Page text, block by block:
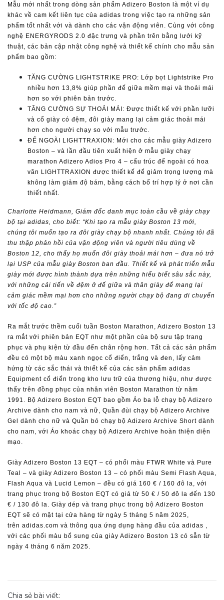
Mẫu mới nhất trong dòng sản phẩm Adizero Boston là một ví dụ
khác về cam kết liên tục của adidas trong việc tạo ra những sản
phẩm tốt nhất với và dành cho các vận động viên. Cùng với công
nghệ ENERGYRODS 2.0 đặc trưng và phần trên bằng lưới kỹ
thuật, các bản cập nhật công nghệ và thiết kế chính cho mẫu sản
phẩm bao gồm:
TĂNG CƯỜNG LIGHTSTRIKE PRO: Lớp bọt Lightstrike Pro
nhiều hơn 13,8% giúp phần đế giữa mềm mại và thoải mái
hơn so với phiên bản trước.
TĂNG CƯỜNG SỰ THOẢI MÁI: Được thiết kế với phần lưỡi
và cổ giày có đệm, đôi giày mang lại cảm giác thoải mái
hơn cho người chạy so với mẫu trước.
ĐẾ NGOÀI LIGHTTRAXION: Mới cho các mẫu giày Adizero
Boston – và lần đầu tiên xuất hiện ở mẫu giày chạy
marathon Adizero Adios Pro 4 – cấu trúc đế ngoài có hoa
văn LIGHTTRAXION được thiết kế để giảm trọng lượng mà
không làm giảm độ bám, bằng cách bố trí hợp lý ở nơi cần
thiết nhất.
Charlotte Heidmann, Giám đốc danh mục toàn cầu về giày chạy
bộ tại adidas, cho biết: “Khi tạo ra mẫu giày Boston 13 mới,
chúng tôi muốn tạo ra đôi giày chạy bộ nhanh nhất. Chúng tôi đã
thu thập phản hồi của vận động viên và người tiêu dùng về
Boston 12, cho thấy họ muốn đôi giày thoải mái hơn – đưa nó trở
lại USP của mẫu giày Boston ban đầu. Thiết kế và phát triển mẫu
giày mới được hình thành dựa trên những hiểu biết sâu sắc này,
với những cải tiến về đệm ở đế giữa và thân giày để mang lại
cảm giác mềm mại hơn cho những người chạy bộ đang di chuyển
với tốc độ cao.”
Ra mắt trước thềm cuối tuần Boston Marathon, Adizero Boston 13
ra mắt với phiên bản EQT như một phần của bộ sưu tập trang
phục và phụ kiện từ đầu đến chân rộng hơn. Tất cả các sản phẩm
đều có một bộ màu xanh ngọc cổ điển, trắng và đen, lấy cảm
hứng từ các sắc thái và thiết kế của các sản phẩm adidas
Equipment cổ điển trong kho lưu trữ của thương hiệu, như được
thấy trên đồng phục của nhân viên Boston Marathon từ năm
1991. Bộ Adizero Boston EQT bao gồm Áo ba lỗ chạy bộ Adizero
Archive dành cho nam và nữ, Quần đùi chạy bộ Adizero Archive
Gel dành cho nữ và Quần bó chạy bộ Adizero Archive Short dành
cho nam, với Áo khoác chạy bộ Adizero Archive hoàn thiện diện
mạo.
Giày Adizero Boston 13 EQT – có phối màu FTWR White và Pure
Teal – và giày Adizero Boston 13 – có phối màu Semi Flash Aqua,
Flash Aqua và Lucid Lemon – đều có giá 160 € / 160 đô la, với
trang phục trong bộ Boston EQT có giá từ 50 € / 50 đô la đến 130
€ / 130 đô la. Giày dép và trang phục trong bộ Adizero Boston
EQT sẽ có mặt tại cửa hàng từ ngày 5 tháng 5 năm 2025,
trên adidas.com và thông qua ứng dụng hàng đầu của adidas ,
với các phối màu bổ sung của giày Adizero Boston 13 có sẵn từ
ngày 4 tháng 6 năm 2025.
Chia sẻ bài viết: